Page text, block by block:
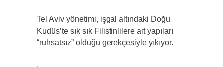
Tel Aviv yönetimi, işgal altındaki Doğu
Kudüs’te sık sık Filistinlilere ait yapıları
“ruhsatsız” olduğu gerekçesiyle yıkıyor.